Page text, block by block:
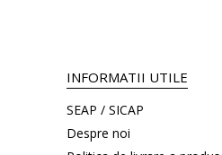
INFORMATII UTILE
SEAP / SICAP
Despre noi